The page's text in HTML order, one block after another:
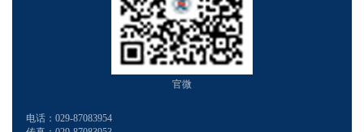
官微
电话：029-87083954